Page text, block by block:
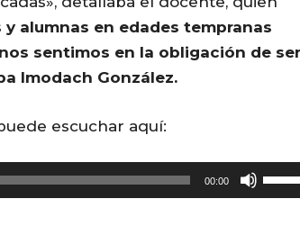
alumnas en edades tempranas
sentimos en la obligación de ser
Imodach González.
escuchar aquí:
00:00
U
t